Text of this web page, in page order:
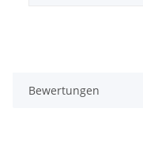
Bewertungen